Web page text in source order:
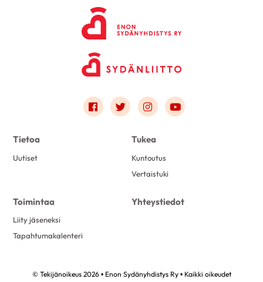
Link to facebook
Link to twitter
Link to instagram
Link to youtube
Tietoa
Uutiset
Tukea
Kuntoutus
Vertaistuki
Toimintaa
Liity jäseneksi
Tapahtumakalenteri
Yhteystiedot
© Tekijänoikeus 2026 • Enon Sydänyhdistys Ry • Kaikki oikeudet